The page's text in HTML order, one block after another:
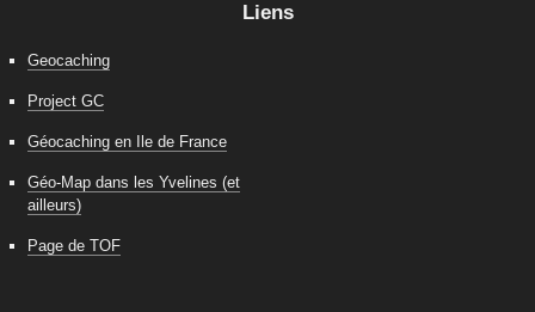
Liens
Geocaching
Project GC
Géocaching en Ile de France
Géo-Map dans les Yvelines (et
ailleurs)
Page de TOF